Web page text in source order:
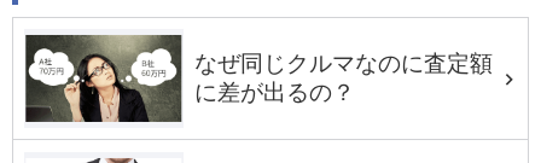
なぜ同じクルマなのに査定額
に差が出るの？